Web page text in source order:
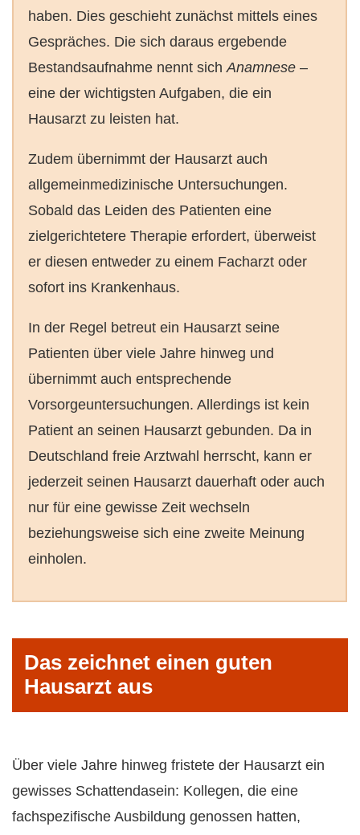
haben. Dies geschieht zunächst mittels eines
Gespräches. Die sich daraus ergebende
Bestandsaufnahme nennt sichAnamnese –
eine der wichtigsten Aufgaben, die ein
Hausarzt zu leisten hat.
Zudem übernimmt der Hausarzt auch
allgemeinmedizinische Untersuchungen.
Sobald das Leiden des Patienten eine
zielgerichtetere Therapie erfordert, überweist
er diesen entweder zu einem Facharzt oder
sofort ins Krankenhaus.
In der Regel betreut ein Hausarzt seine
Patienten über viele Jahre hinweg und
übernimmt auch entsprechende
Vorsorgeuntersuchungen. Allerdings ist kein
Patient an seinen Hausarzt gebunden. Da in
Deutschland freie Arztwahl herrscht, kann er
jederzeit seinen Hausarzt dauerhaft oder auch
nur für eine gewisse Zeit wechseln
beziehungsweise sich eine zweite Meinung
einholen.
Das zeichnet einen guten
Hausarzt aus
Über viele Jahre hinweg fristete der Hausarzt ein
gewisses Schattendasein: Kollegen, die eine
fachspezifische Ausbildung genossen hatten,